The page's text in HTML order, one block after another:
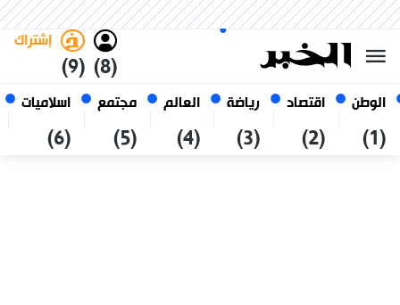
الوطن
(1)
اقتصاد
(2)
رياضة
(3)
العالم
(4)
مجتمع
(5)
اسلاميات
(6)
(8)
إشتراك
(9)
أغسطس 2026
الجزائر